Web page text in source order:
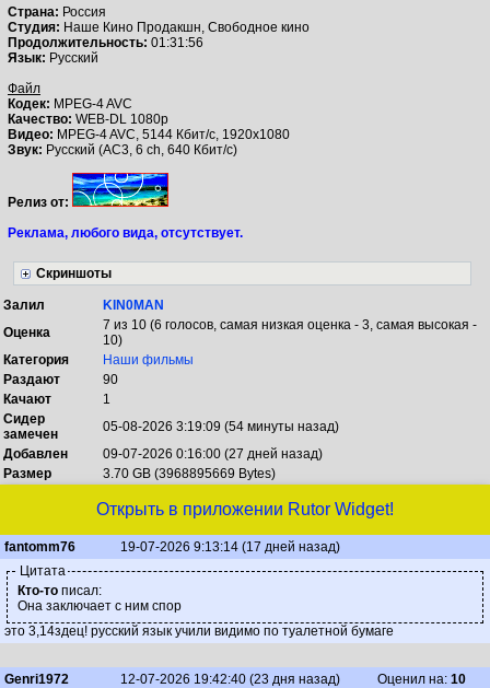
Страна: Россия
Студия: Наше Кино Продакшн, Свободное кино
Продолжительность: 01:31:56
Язык: Русский
Файл
Кодек: MPEG-4 AVC
Качество: WEB-DL 1080p
Видео: MPEG-4 AVC, 5144 Кбит/с, 1920x1080
Звук: Русский (AC3, 6 ch, 640 Кбит/с)
Релиз от:
Реклама, любого вида, отсутствует.
Скриншоты
Залил
KIN0MAN
Оценка
7 из 10 (6 голосов, самая низкая оценка - 3, самая высокая -
10)
Категория
Наши фильмы
Раздают
90
Качают
1
Сидер
замечен
05-08-2026 3:19:09 (54 минуты назад)
Добавлен
09-07-2026 0:16:00 (27 дней назад)
Размер
3.70 GB (3968895669 Bytes)
Открыть в приложении Rutor Widget!
fantomm76
19-07-2026 9:13:14 (17 дней назад)
Цитата
Кто-то писал:
Она заключает с ним спор
это 3,14здец! русский язык учили видимо по туалетной бумаге
Genri1972 12-07-2026 19:42:40 (23 дня назад) Оценил на: 10